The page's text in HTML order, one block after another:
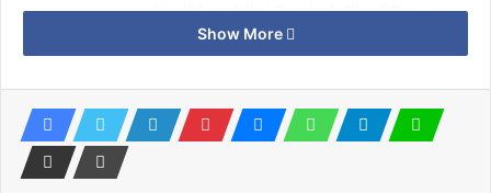
Hadirkan Nilai Tambah Ekraf Baru
10 August 2026
Akses Wisata Gunung Bromo Ditutup
Total Dampak Kebakaran Membesar
9 August 2026
Show More